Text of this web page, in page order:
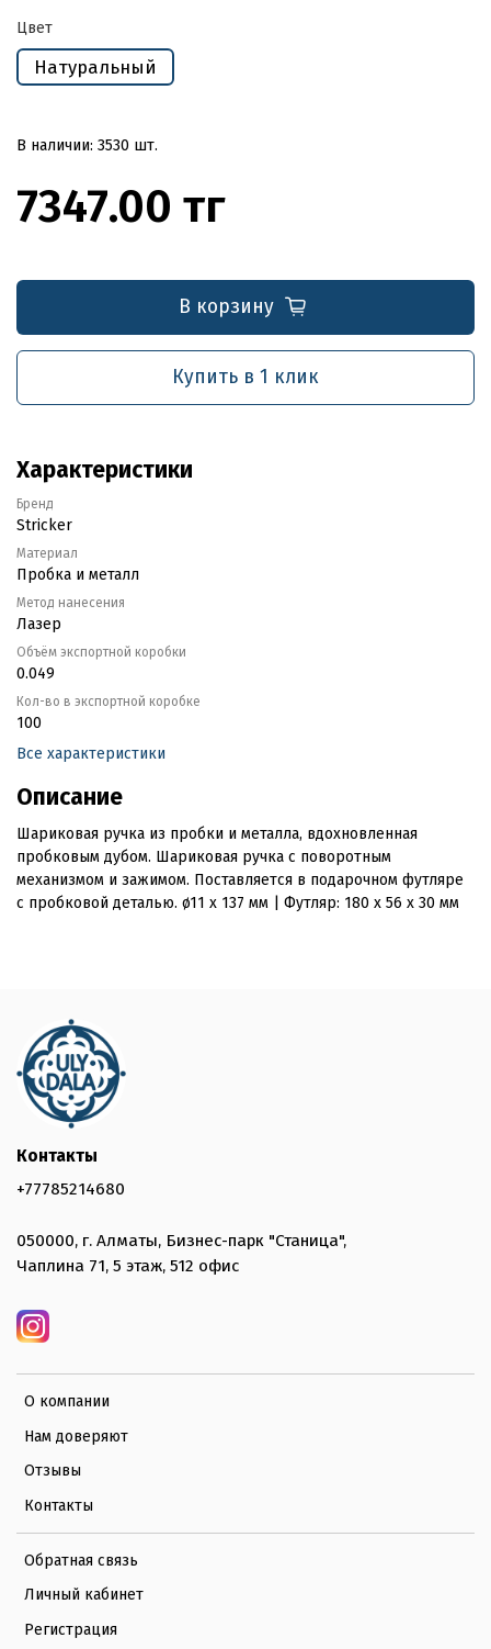
Цвет
Натуральный
В наличии: 3530 шт.
7347.00 тг
В корзину
Купить в 1 клик
Характеристики
Бренд
Stricker
Материал
Пробка и металл
Метод нанесения
Лазер
Объём экспортной коробки
0.049
Кол-во в экспортной коробке
100
Все характеристики
Описание
Шариковая ручка из пробки и металла, вдохновленная
пробковым дубом. Шариковая ручка с поворотным
механизмом и зажимом. Поставляется в подарочном футляре
с пробковой деталью. ø11 x 137 мм | Футляр: 180 x 56 x 30 мм
О компании
Нам доверяют
Отзывы
Контакты
Обратная связь
Личный кабинет
Регистрация
Контакты
+77785214680
050000, г. Алматы, Бизнес-парк "Станица",
Чаплина 71, 5 этаж, 512 офис